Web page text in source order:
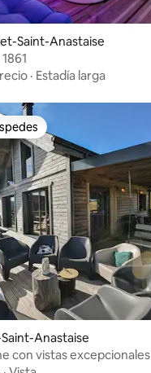
Saint-Anastaise
· Estadía larga
Anastaise
con vistas excepcionales